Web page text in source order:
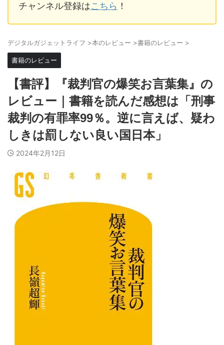
チャンネル登録はこちら ！
デジタルガジェットライフ >本のレビュー >書籍のレビュー >
書籍のレビュー
【書評】『裁判官の爆笑お言葉集』の
レビュー｜書籍を読んだ感想は「刑事
裁判の有罪率99％。逆に言えば、疑わ
しきは罰しない良い国日本」
2024年2月12日